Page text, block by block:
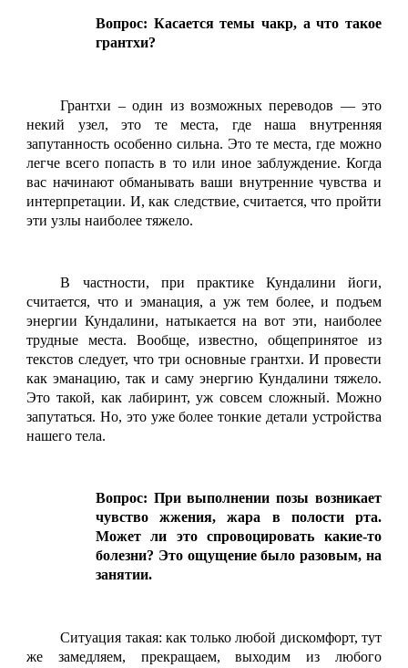
Вопрос: Касается темы чакр, а что такое
грантхи?
Грантхи – один из возможных переводов — это
некий узел, это те места, где наша внутренняя
запутанность особенно сильна. Это те места, где можно
легче всего попасть в то или иное заблуждение. Когда
вас начинают обманывать ваши внутренние чувства и
интерпретации. И, как следствие, считается, что пройти
эти узлы наиболее тяжело.
В частности, при практике Кундалини йоги,
считается, что и эманация, а уж тем более, и подъем
энергии Кундалини, натыкается на вот эти, наиболее
трудные места. Вообще, известно, общепринятое из
текстов следует, что три основные грантхи. И провести
как эманацию, так и саму энергию Кундалини тяжело.
Это такой, как лабиринт, уж совсем сложный. Можно
запутаться. Но, это уже более тонкие детали устройства
нашего тела.
Вопрос: При выполнении позы возникает
чувство жжения, жара в полости рта.
Может ли это спровоцировать какие-то
болезни? Это ощущение было разовым, на
занятии.
Ситуация такая: как только любой дискомфорт, тут
же замедляем, прекращаем, выходим из любого